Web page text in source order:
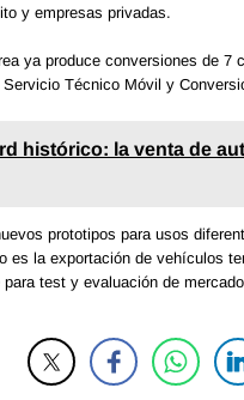
y empresas privadas.
ya produce conversiones de
Técnico Móvil y
histórico: la venta de
prototipos para usos
es la exportación de vehículos
test y evaluación de